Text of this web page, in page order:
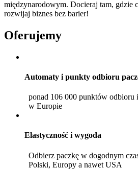
międzynarodowym. Docieraj tam, gdzie
rozwijaj biznes bez barier!
Oferujemy
Automaty i punkty odbioru
ponad 106 000 punktów odbioru
w Europie
Elastyczność i wygoda
Odbierz paczkę w dogodnym
Polski, Europy a nawet USA